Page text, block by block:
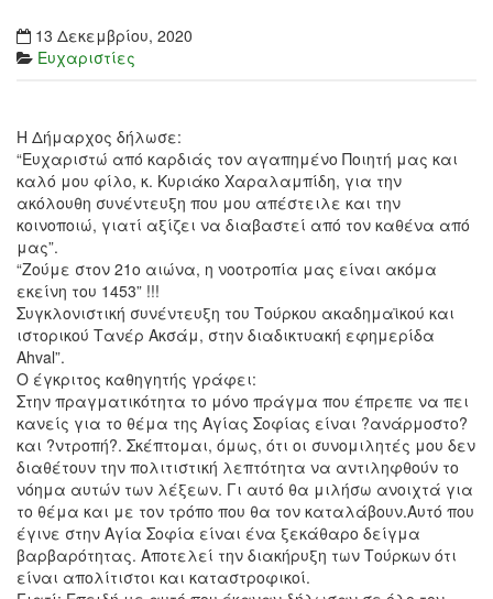
13 Δεκεμβρίου, 2020
Ευχαριστίες
Η Δήμαρχος δήλωσε:
“Ευχαριστώ από καρδιάς τον αγαπημένο Ποιητή μας και
καλό μου φίλο, κ. Κυριάκο Χαραλαμπίδη, για την
ακόλουθη συνέντευξη που μου απέστειλε και την
κοινοποιώ, γιατί αξίζει να διαβαστεί από τον καθένα από
μας”.
“Ζούμε στον 21ο αιώνα, η νοοτροπία μας είναι ακόμα
εκείνη του 1453” !!!
Συγκλονιστική συνέντευξη του Τούρκου ακαδημαϊκού και
ιστορικού Τανέρ Ακσάμ, στην διαδικτυακή εφημερίδα
Ahval”.
Ο έγκριτος καθηγητής γράφει:
Στην πραγματικότητα το μόνο πράγμα που έπρεπε να πει
κανείς για το θέμα της Αγίας Σοφίας είναι ?ανάρμοστο?
και ?ντροπή?. Σκέπτομαι, όμως, ότι οι συνομιλητές μου δεν
διαθέτουν την πολιτιστική λεπτότητα να αντιληφθούν το
νόημα αυτών των λέξεων. Γι αυτό θα μιλήσω ανοιχτά για
το θέμα και με τον τρόπο που θα τον καταλάβουν.Αυτό που
έγινε στην Αγία Σοφία είναι ένα ξεκάθαρο δείγμα
βαρβαρότητας. Αποτελεί την διακήρυξη των Τούρκων ότι
είναι απολίτιστοι και καταστροφικοί.